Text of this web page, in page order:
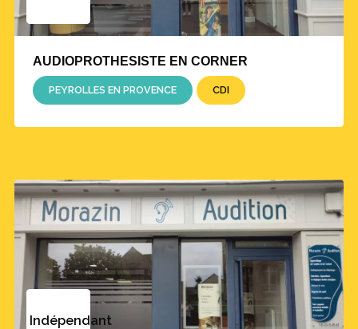
AUDIOPROTHESISTE EN CORNER
PEYROLLES EN PROVENCE CDI
Indépendant